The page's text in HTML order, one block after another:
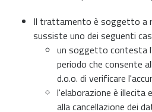
Il trattamento è soggetto a
sussiste uno dei seguenti
un soggetto contesta
periodo che consente
d.o.o. di verificare
l'elaborazione è illecita
alla cancellazione dei